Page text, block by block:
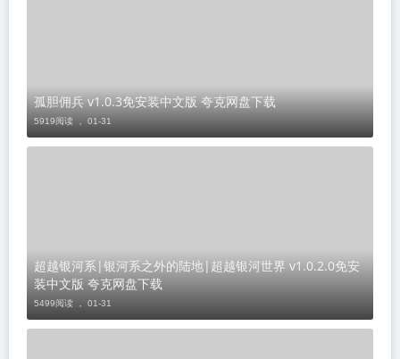
孤胆佣兵 v1.0.3免安装中文版 夸克网盘下载
5919阅读 ， 01-31
超越银河系|银河系之外的陆地|超越银河世界 v1.0.2.0免安
装中文版 夸克网盘下载
5499阅读 ， 01-31